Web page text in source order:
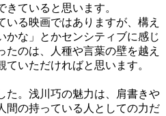
ていると思います。
る映画ではありますが、構え
かな」とかセンシティブに感じ
のは、人種や言葉の壁を越え
いただければと思います。
た。浅川巧の魅力は、肩書きや
間の持っている人としての力だ